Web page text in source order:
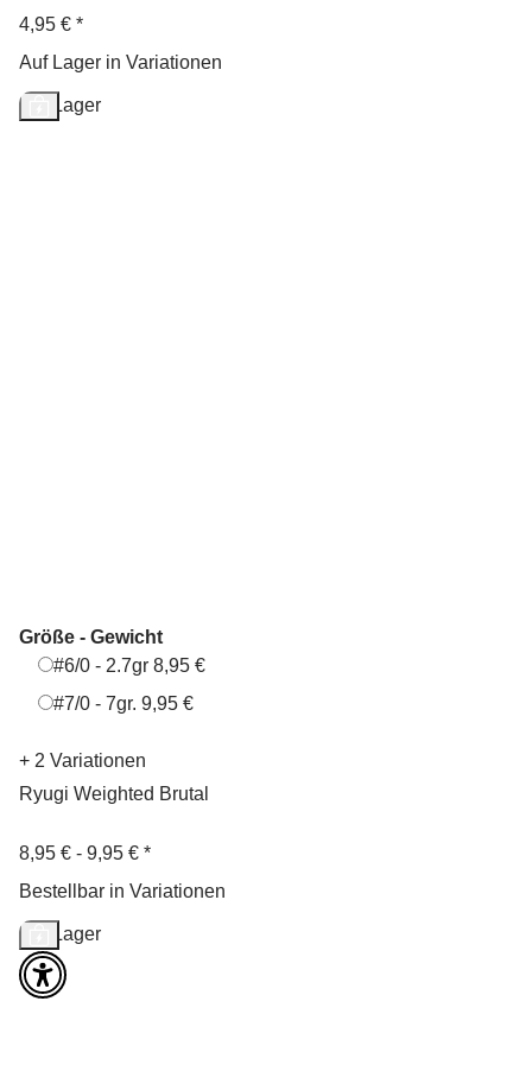
4,95 € *
Auf Lager in Variationen
Auf Lager
Größe - Gewicht
#6/0 - 2.7gr #6/0 - 2.7gr
8,95 €
#7/0 - 7gr. #7/0 - 7gr.
9,95 €
+ 2 Variationen
Ryugi Weighted Brutal
8,95 € - 9,95 € *
Bestellbar in Variationen
Auf Lager